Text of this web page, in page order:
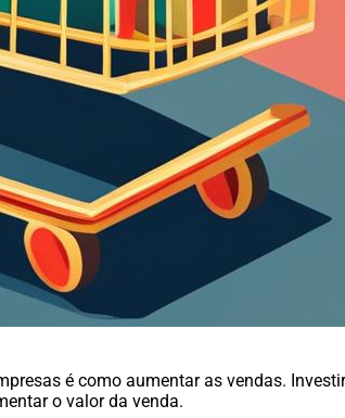
é como aumentar as vendas.
o valor da venda.